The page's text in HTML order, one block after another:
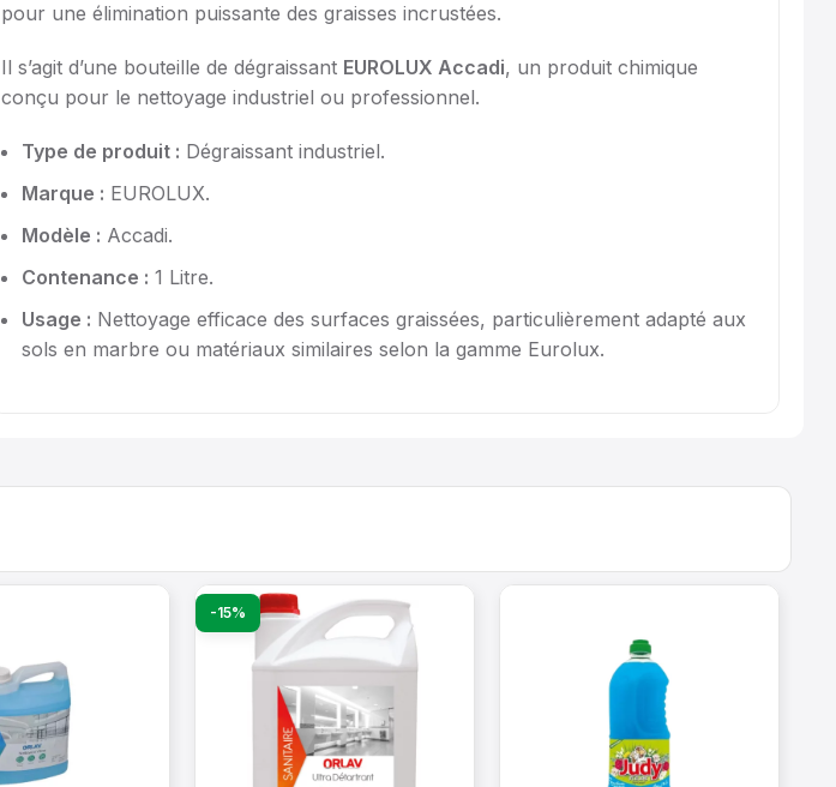
pour une élimination puissante des graisses incrustées.
Il s’agit d’une bouteille de dégraissant EUROLUX Accadi, un produit chimique
conçu pour le nettoyage industriel ou professionnel.
Type de produit : Dégraissant industriel.
Marque : EUROLUX.
Modèle : Accadi.
Contenance : 1 Litre.
Usage : Nettoyage efficace des surfaces graissées, particulièrement adapté aux
sols en marbre ou matériaux similaires selon la gamme Eurolux.
-15%